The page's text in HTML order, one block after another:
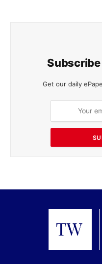
Get our daily